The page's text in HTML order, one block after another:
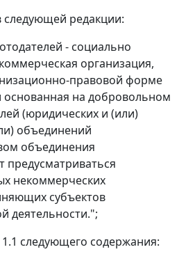
следующей редакции:
- социально
организация,
правовой форме
основанная на добровольном
(юридических и (или)
объединений
объединения
предусматриваться
некоммерческих
субъектов
деятельности.";
следующего содержания: